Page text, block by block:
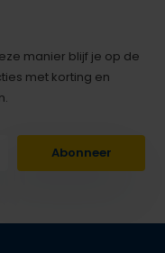
manier blijf je op de
met korting en
Abonneer